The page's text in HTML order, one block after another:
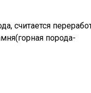
считается
порода-